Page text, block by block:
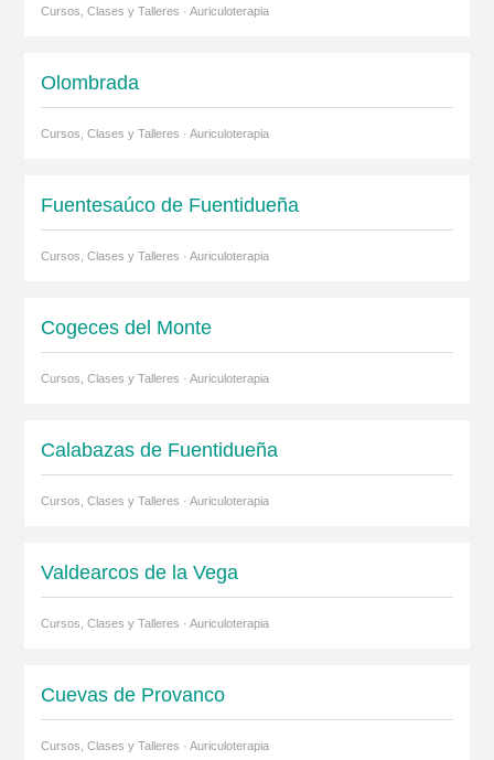
Cursos, Clases y Talleres · Auriculoterapia
Olombrada
Cursos, Clases y Talleres · Auriculoterapia
Fuentesaúco de Fuentidueña
Cursos, Clases y Talleres · Auriculoterapia
Cogeces del Monte
Cursos, Clases y Talleres · Auriculoterapia
Calabazas de Fuentidueña
Cursos, Clases y Talleres · Auriculoterapia
Valdearcos de la Vega
Cursos, Clases y Talleres · Auriculoterapia
Cuevas de Provanco
Cursos, Clases y Talleres · Auriculoterapia